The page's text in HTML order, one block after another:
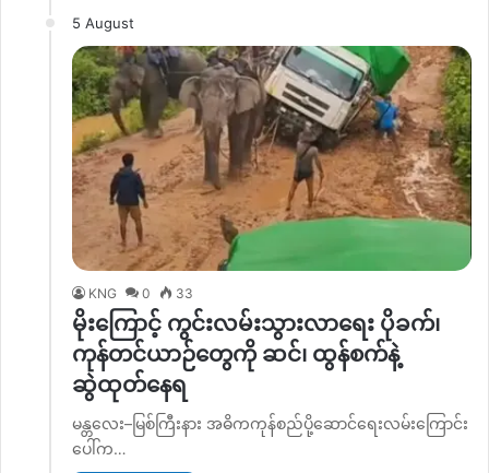
5 August
KNG 0 33
မိုးကြောင့် ကွင်းလမ်းသွားလာရေး ပိုခက်၊
ကုန်တင်ယာဉ်တွေကို ဆင်၊ ထွန်စက်နဲ့
ဆွဲထုတ်နေရ
မန္တလေး–မြစ်ကြီးနား အဓိကကုန်စည်ပို့ဆောင်ရေးလမ်းကြောင်း
ပေါ်က…